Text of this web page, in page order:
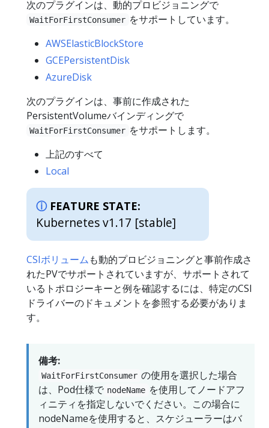
次のプラグインは、動的プロビジョニングで
WaitForFirstConsumer をサポートしています。
AWSElasticBlockStore
GCEPersistentDisk
AzureDisk
次のプラグインは、事前に作成された
PersistentVolumeバインディングで
WaitForFirstConsumer をサポートします。
上記のすべて
Local
FEATURE STATE:
Kubernetes v1.17 [stable]
CSIボリュームも動的プロビジョニングと事前作成さ
れたPVでサポートされていますが、サポートされて
いるトポロジーキーと例を確認するには、特定のCSI
ドライバーのドキュメントを参照する必要がありま
す。
備考:
WaitForFirstConsumer の使用を選択した場合
は、Pod仕様で nodeName を使用してノードアフ
ィニティを指定しないでください。この場合に
nodeNameを使用すると、スケジューラーはバ